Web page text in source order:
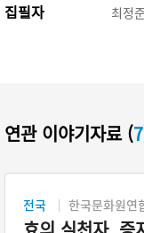
집필자 최정준
연관 이야기자료 (7
전국 한국문화원연